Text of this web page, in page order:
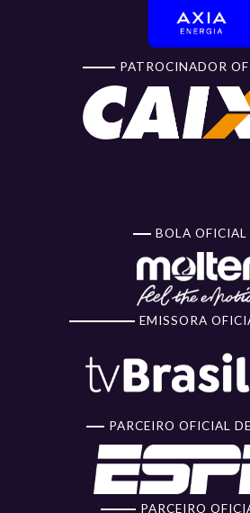
PATROCINADOR
BOLA OFICIAL
EMISSORA
PARCEIRO OFICIAL
PARCEIRO